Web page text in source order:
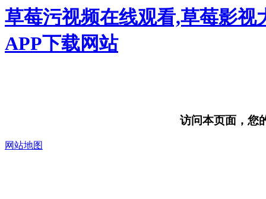
草莓污视频在线观看,草莓影
APP下载网站
访问本页面，您
网站地图